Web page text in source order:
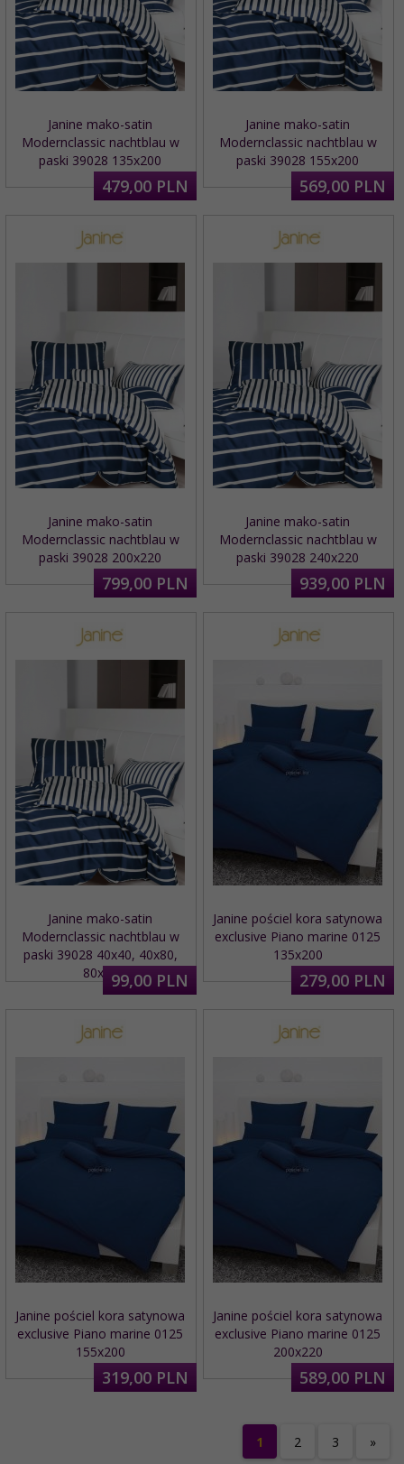
Janine mako-satin
Modernclassic nachtblau w
paski 39028 135x200
479,00 PLN
Janine mako-satin
Modernclassic nachtblau w
paski 39028 155x200
569,00 PLN
Janine mako-satin
Modernclassic nachtblau w
paski 39028 200x220
799,00 PLN
Janine mako-satin
Modernclassic nachtblau w
paski 39028 240x220
939,00 PLN
Janine mako-satin
Modernclassic nachtblau w
paski 39028 40x40, 40x80,
80x8099,00 PLN
Janine pościel kora satynowa
exclusive Piano marine 0125
135x200
279,00 PLN
Janine pościel kora satynowa
exclusive Piano marine 0125
155x200
319,00 PLN
Janine pościel kora satynowa
exclusive Piano marine 0125
200x220
589,00 PLN
1 2 3 »